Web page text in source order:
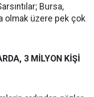
Bursa,
olmak üzere pek çok
3 MİLYON KİŞİ